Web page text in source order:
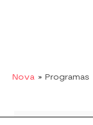
Nova » Programas